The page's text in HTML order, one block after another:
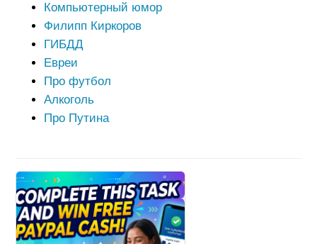
Компьютерный юмор
Филипп Киркоров
ГИБДД
Евреи
Про футбол
Алкоголь
Про Путина